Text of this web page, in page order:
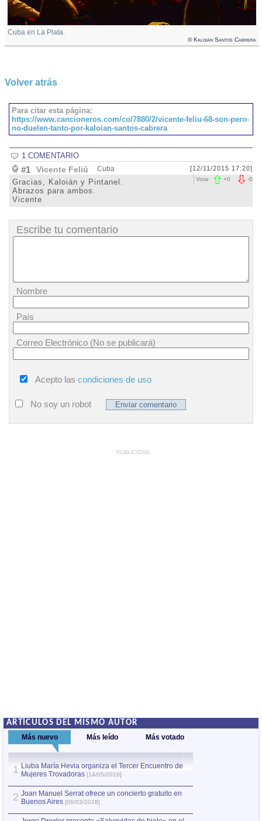
Cuba en La Plata.
© Kaloian Santos Cabrera
Volver atrás
Para citar esta página:
https://www.cancioneros.com/co/7880/2/vicente-feliu-68-son-pero-
no-duelen-tanto-por-kaloian-santos-cabrera
1 COMENTARIO
#1 Vicente Feliú Cuba [12/11/2015 17:20]
-0
Vota: +0
Gracias, Kaloián y Pintanel.
Abrazos para ambos.
Vicente
Escribe tu comentario
Nombre
País
Correo Electrónico (No se publicará)
Acepto las condiciones de uso
No soy un robot
PUBLICIDAD
ARTÍCULOS DEL MISMO AUTOR
Más nuevo Más leído Más votado
1 Liuba María Hevia organiza el Tercer Encuentro de
Mujeres Trovadoras [14/05/2018]
2 Joan Manuel Serrat ofrece un concierto gratuito en
Buenos Aires [06/03/2018]